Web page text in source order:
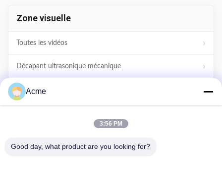
Zone visuelle
Toutes les vidéos
Décapant ultrasonique mécanique
Nettoyeur numérique à ultrasons
Acme
3:56 PM
Good day, what product are you looking for?